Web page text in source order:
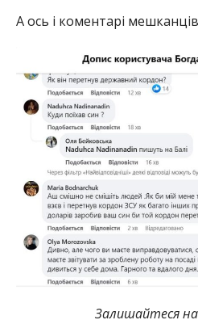
А ось і коментарі
Залишайтеся на